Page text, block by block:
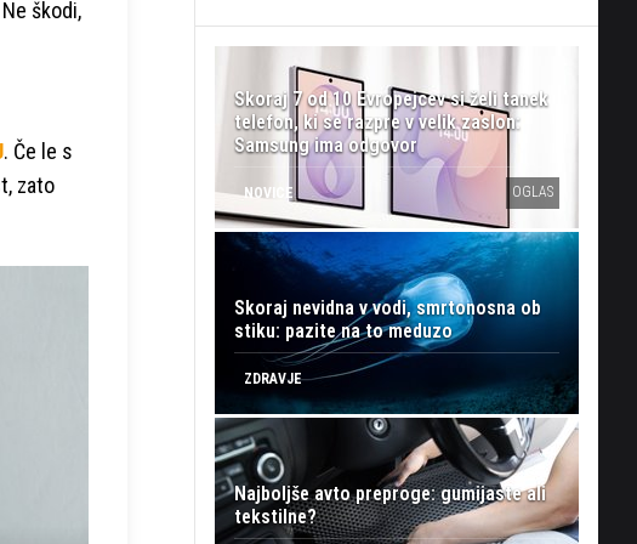
škodi,
. Če le s
zato
Skoraj 7 od 10 Evropejcev si želi tanek
telefon, ki se razpre v velik zaslon:
Samsung ima odgovor
NOVICE OGLAS
Skoraj nevidna v vodi, smrtonosna ob
stiku: pazite na to meduzo
ZDRAVJE
Najboljše avto preproge: gumijaste ali
tekstilne?